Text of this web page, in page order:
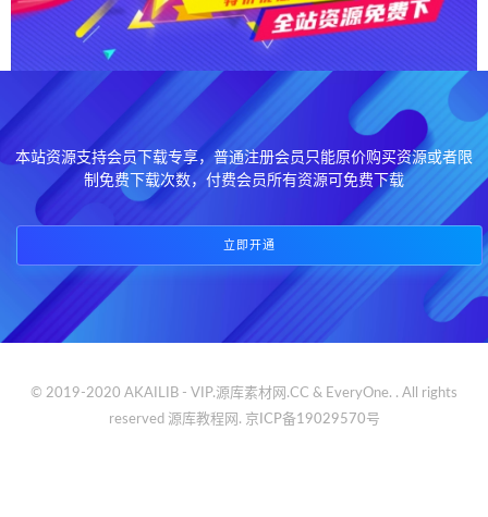
本站资源支持会员下载专享，普通注册会员只能原价购买资源或者限
制免费下载次数，付费会员所有资源可免费下载
立即开通
© 2019-2020 AKAILIB - VIP.源库素材网.CC & EveryOne. . All rights
reserved 源库教程网. 京ICP备19029570号